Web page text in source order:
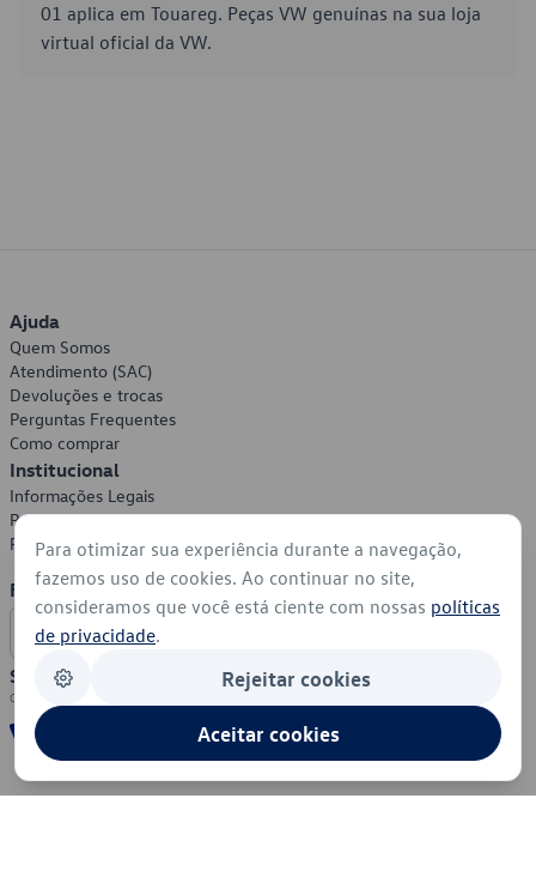
01 aplica em Touareg. Peças VW genuínas na sua loja
virtual oficial da VW.
Ajuda
Quem Somos
Atendimento (SAC)
Devoluções e trocas
Perguntas Frequentes
Como comprar
Institucional
Informações Legais
Política de Privacidade
Política de Cookies
Formas de Pagamento
Segurança
Para otimizar sua experiência durante a navegação,
fazemos uso de cookies. Ao continuar no site,
consideramos que você está ciente com nossas políticas
de privacidade.
Rejeitar cookies
Aceitar cookies